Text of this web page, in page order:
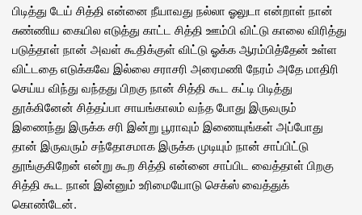
பிடித்து டேய் சித்தி என்னை நீயாவது நல்லா ஓலுடா என்றாள் நான்
சுண்ணிய கையில எடுத்து காட்ட சித்தி ஊம்பி விட்டு காலை விரித்து
படுத்தாள் நான் அவள் கூதிக்குள் விட்டு ஓக்க ஆரம்பித்தேன் உள்ள
விட்டதை எடுக்கவே இல்லை சராசரி அரைமணி நேரம் அதே மாதிரி
செய்ய விந்து வந்தது பிறகு நான் சித்தி கூட கட்டி பிடித்து
தூக்கினேன் சித்தப்பா சாயங்காலம் வந்த போது இருவரும்
இணைந்து இருக்க சரி இன்று பூராவும் இணையுங்கள் அப்போது
தான் இருவரும் சந்தோசமாக இருக்க முடியும் நான் சாப்பிட்டு
தூங்குகிறேன் என்று கூற சித்தி என்னை சாப்பிட வைத்தாள் பிறகு
சித்தி கூட நான் இன்னும் உரிமையோடு செக்ஸ் வைத்துக்
கொண்டேன்.